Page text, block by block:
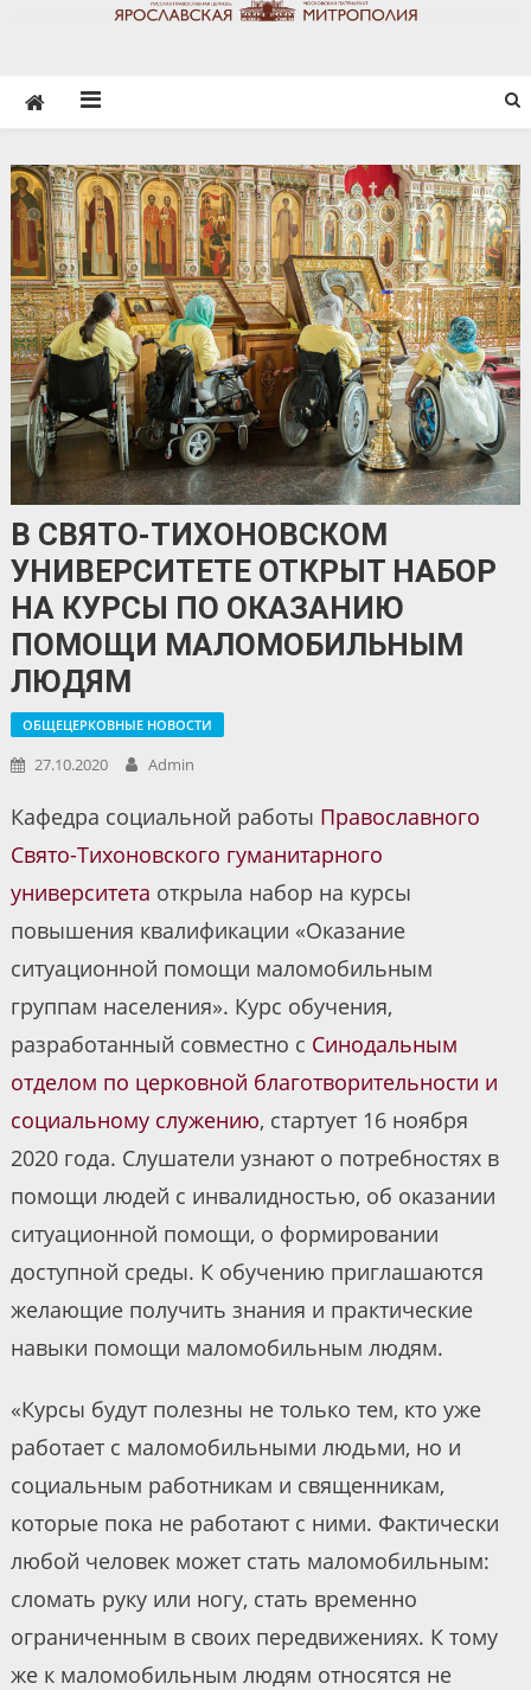
В СВЯТО-ТИХОНОВСКОМ
УНИВЕРСИТЕТЕ ОТКРЫТ НАБОР
НА КУРСЫ ПО ОКАЗАНИЮ
ПОМОЩИ МАЛОМОБИЛЬНЫМ
ЛЮДЯМ
ОБЩЕЦЕРКОВНЫЕ НОВОСТИ
27.10.2020 Admin
Кафедра социальной работы Православного
Свято-Тихоновского гуманитарного
университета открыла набор на курсы
повышения квалификации «Оказание
ситуационной помощи маломобильным
группам населения». Курс обучения,
разработанный совместно с Синодальным
отделом по церковной благотворительности и
социальному служению, стартует 16 ноября
2020 года. Слушатели узнают о потребностях в
помощи людей с инвалидностью, об оказании
ситуационной помощи, о формировании
доступной среды. К обучению приглашаются
желающие получить знания и практические
навыки помощи маломобильным людям.
«Курсы будут полезны не только тем, кто уже
работает с маломобильными людьми, но и
социальным работникам и священникам,
которые пока не работают с ними. Фактически
любой человек может стать маломобильным:
сломать руку или ногу, стать временно
ограниченным в своих передвижениях. К тому
же к маломобильным людям относятся не